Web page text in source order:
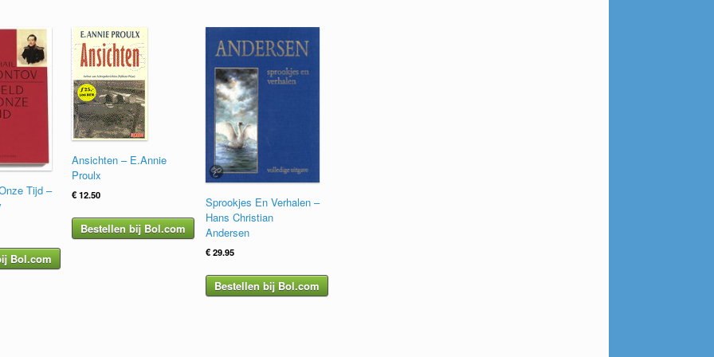
Tijd –
Bol.com
Ansichten – E.Annie
Proulx
€12.50
Bestellen bij Bol.com
Sprookjes En Verhalen –
Hans Christian
Andersen
€29.95
Bestellen bij Bol.com